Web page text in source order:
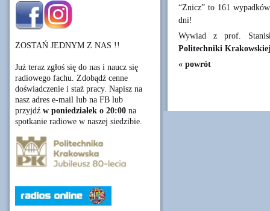
ZOSTAŃ JEDNYM Z NAS !!
Już teraz zgłoś się do nas i naucz się
radiowego fachu. Zdobądź cenne
doświadczenie i staż pracy. Napisz na
nasz adres e-mail lub na FB lub
przyjdź w poniedziałek o 20:00 na
spotkanie radiowe w naszej siedzibie.
“Znicz” to 161
dni!
Wywiad z prof.
Politechniki
« powrót